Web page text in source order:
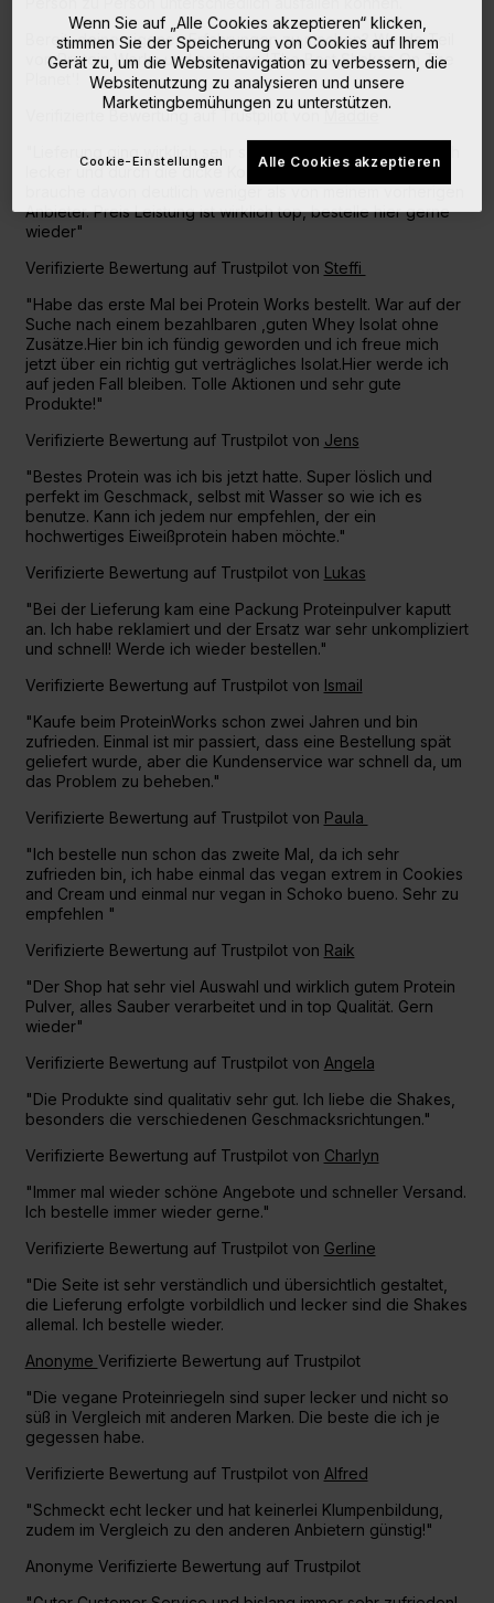
Bereit, deine eigenen Erfahrungen zu machen? Werde Teil
von Protein Works und probiere 'The Best Shakes On The
Verifizierte Bewertung auf Trustpilot von
lecker und durch die dicke Konsistebz sehr ergiebig,
Anbieter. Preis Leistung ist wirklich top, bestelle hier gerne
wieder"
Verifizierte Bewertung auf Trustpilot von Steffi
"Habe das erste Mal bei Protein Works bestellt. War auf der
Suche nach einem bezahlbaren ,guten Whey Isolat ohne
Zusätze.Hier bin ich fündig geworden und ich freue mich
jetzt über ein richtig gut verträgliches Isolat.Hier werde ich
auf jeden Fall bleiben. Tolle Aktionen und sehr gute
Produkte!"
Verifizierte Bewertung auf Trustpilot von Jens
"Bestes Protein was ich bis jetzt hatte. Super löslich und
perfekt im Geschmack, selbst mit Wasser so wie ich es
benutze. Kann ich jedem nur empfehlen, der ein
hochwertiges Eiweißprotein haben möchte."
Verifizierte Bewertung auf Trustpilot von Lukas
"Bei der Lieferung kam eine Packung Proteinpulver kaputt
an. Ich habe reklamiert und der Ersatz war sehr unkompliziert
und schnell! Werde ich wieder bestellen."
Verifizierte Bewertung auf Trustpilot von Ismail
"Kaufe beim ProteinWorks schon zwei Jahren und bin
zufrieden. Einmal ist mir passiert, dass eine Bestellung spät
geliefert wurde, aber die Kundenservice war schnell da, um
das Problem zu beheben."
Verifizierte Bewertung auf Trustpilot von Paula
"Ich bestelle nun schon das zweite Mal, da ich sehr
zufrieden bin, ich habe einmal das vegan extrem in Cookies
and Cream und einmal nur vegan in Schoko bueno. Sehr zu
empfehlen "
Verifizierte Bewertung auf Trustpilot von Raik
"Der Shop hat sehr viel Auswahl und wirklich gutem Protein
Pulver, alles Sauber verarbeitet und in top Qualität. Gern
wieder"
Verifizierte Bewertung auf Trustpilot von Angela
"Die Produkte sind qualitativ sehr gut. Ich liebe die Shakes,
besonders die verschiedenen Geschmacksrichtungen."
Verifizierte Bewertung auf Trustpilot von Charlyn
"Immer mal wieder schöne Angebote und schneller Versand.
Ich bestelle immer wieder gerne."
Verifizierte Bewertung auf Trustpilot von Gerline
"Die Seite ist sehr verständlich und übersichtlich gestaltet,
die Lieferung erfolgte vorbildlich und lecker sind die Shakes
allemal. Ich bestelle wieder.
Anonyme Verifizierte Bewertung auf Trustpilot
"Die vegane Proteinriegeln sind super lecker und nicht so
süß in Vergleich mit anderen Marken. Die beste die ich je
gegessen habe.
Verifizierte Bewertung auf Trustpilot von Alfred
"Schmeckt echt lecker und hat keinerlei Klumpenbildung,
zudem im Vergleich zu den anderen Anbietern günstig!"
Anonyme Verifizierte Bewertung auf Trustpilot
Wenn Sie auf „Alle Cookies akzeptieren“ klicken,
stimmen Sie der Speicherung von Cookies auf Ihrem
Gerät zu, um die Websitenavigation zu verbessern, die
Websitenutzung zu analysieren und unsere
Marketingbemühungen zu unterstützen.
Alle Cookies akzeptieren
Cookie-Einstellungen